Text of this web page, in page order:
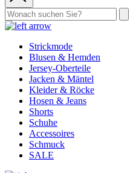
Strickmode
Blusen & Hemden
Jersey-Oberteile
Jacken & Mäntel
Kleider & Röcke
Hosen & Jeans
Shorts
Schuhe
Accessoires
Schmuck
SALE